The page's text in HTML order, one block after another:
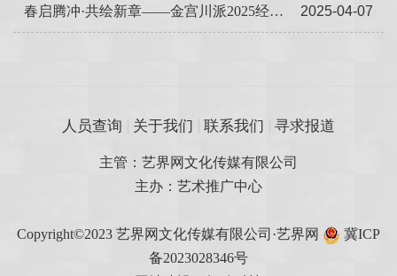
2025-04-07
春启腾冲·共绘新章——金宫川派2025经销商启航盛典圆满召开
人员查询 关于我们 联系我们 寻求报道
主管：艺界网文化传媒有限公司
主办：艺术推广中心
Copyright©2023 艺界网文化传媒有限公司·艺界网
冀ICP
备2023028346号